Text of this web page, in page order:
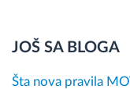
JOŠ SA BLOGA
Šta nova pravila